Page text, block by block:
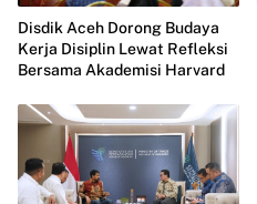
Disdik Aceh Dorong Budaya
Kerja Disiplin Lewat Refleksi
Bersama Akademisi Harvard